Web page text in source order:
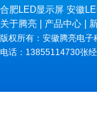
合肥LED显示屏 安徽
关于腾亮 | 产品中心 |
版权所有：安徽腾亮电子
电话：13855114730张